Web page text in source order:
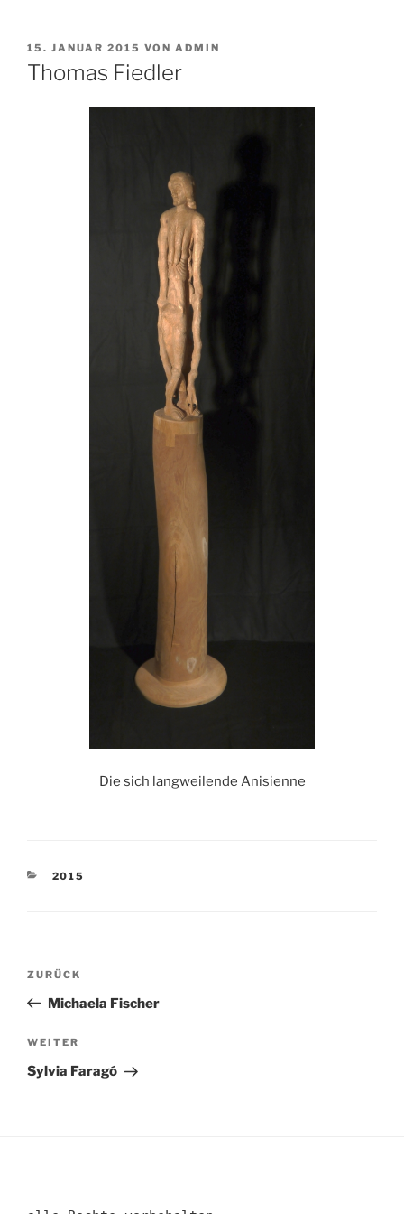
VERÖFFENTLICHT
AM
15. JANUAR 2015 VON ADMIN
Thomas Fiedler
Die sich langweilende Anisienne
KATEGORIEN
2015
Beitragsnavigation
Vorheriger
Beitrag
ZURÜCK
Michaela Fischer
Nächster
Beitrag
WEITER
Sylvia Faragó